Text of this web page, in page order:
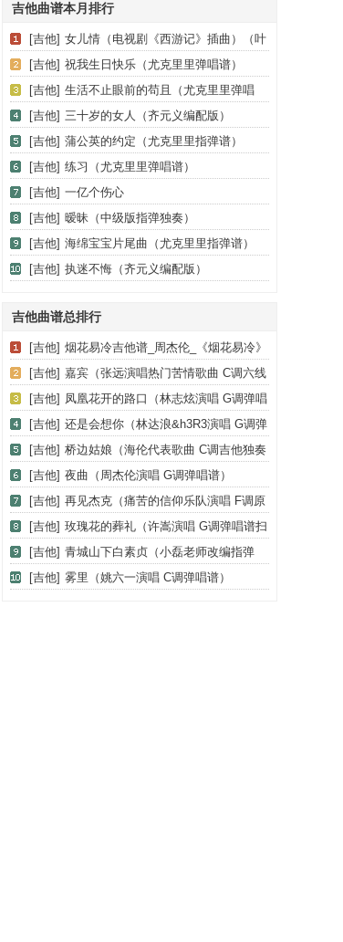
吉他曲谱本月排行
[吉他] 女儿情（电视剧《西游记》插曲）（叶
锐文编配版）
[吉他] 祝我生日快乐（尤克里里弹唱谱）
[吉他] 生活不止眼前的苟且（尤克里里弹唱
谱）
[吉他] 三十岁的女人（齐元义编配版）
[吉他] 蒲公英的约定（尤克里里指弹谱）
[吉他] 练习（尤克里里弹唱谱）
[吉他] 一亿个伤心
[吉他] 暧昧（中级版指弹独奏）
[吉他] 海绵宝宝片尾曲（尤克里里指弹谱）
[吉他] 执迷不悔（齐元义编配版）
吉他曲谱总排行
[吉他] 烟花易冷吉他谱_周杰伦_《烟花易冷》
C调弹唱谱_高清六线谱
[吉他] 嘉宾（张远演唱热门苦情歌曲 C调六线
弹唱谱）
[吉他] 凤凰花开的路口（林志炫演唱 G调弹唱
谱）
[吉他] 还是会想你（林达浪&h3R3演唱 G调弹
唱六线谱）
[吉他] 桥边姑娘（海伦代表歌曲 C调吉他独奏
谱）
[吉他] 夜曲（周杰伦演唱 G调弹唱谱）
[吉他] 再见杰克（痛苦的信仰乐队演唱 F调原
调版）
[吉他] 玫瑰花的葬礼（许嵩演唱 G调弹唱谱扫
弦+拍弦）
[吉他] 青城山下白素贞（小磊老师改编指弹
谱）
[吉他] 雾里（姚六一演唱 C调弹唱谱）